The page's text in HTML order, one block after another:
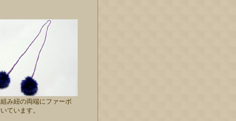
み紐の両端にファーボ
ています。